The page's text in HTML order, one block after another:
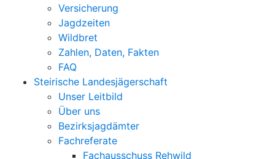
Versicherung
Jagdzeiten
Wildbret
Zahlen, Daten, Fakten
FAQ
Steirische Landesjägerschaft
Unser Leitbild
Über uns
Bezirksjagdämter
Fachreferate
Fachausschuss Rehwild